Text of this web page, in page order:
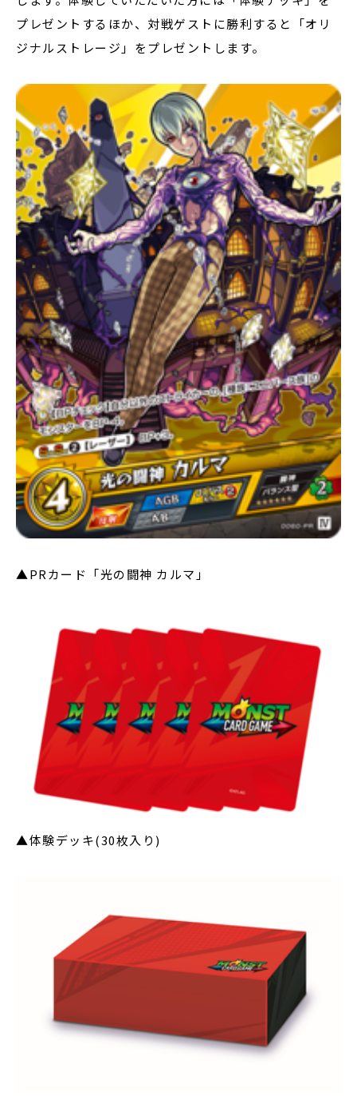
プレゼントするほか、対戦ゲストに勝利すると「オリ
ジナルストレージ」をプレゼントします。
▲PRカード「光の闘神 カルマ」
▲体験デッキ(30枚入り)